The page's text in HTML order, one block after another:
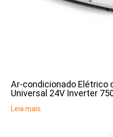
Ar-condicionado Elétrico
Universal 24V Inverter
Leia mais